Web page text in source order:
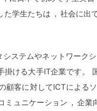
た学生たちは ， 社会に出
システムやネットワークシ
掛ける大手IT企業です 。
顧客に対してICTによるソ
ミュニケーション ， 企業